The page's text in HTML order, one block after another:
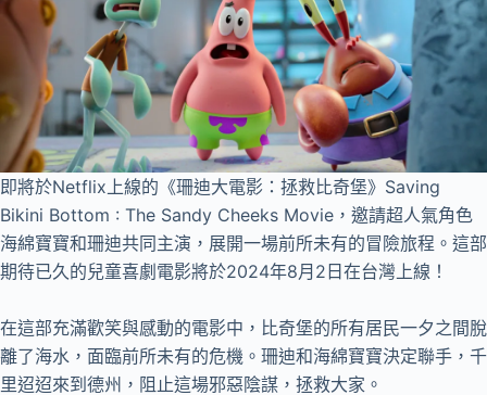
即將於Netflix上線的《珊迪大電影：拯救比奇堡》Saving
Bikini Bottom : The Sandy Cheeks Movie，邀請超人氣角色
海綿寶寶和珊迪共同主演，展開一場前所未有的冒險旅程。這部
期待已久的兒童喜劇電影將於2024年8月2日在台灣上線！
在這部充滿歡笑與感動的電影中，比奇堡的所有居民一夕之間脫
離了海水，面臨前所未有的危機。珊迪和海綿寶寶決定聯手，千
里迢迢來到德州，阻止這場邪惡陰謀，拯救大家。